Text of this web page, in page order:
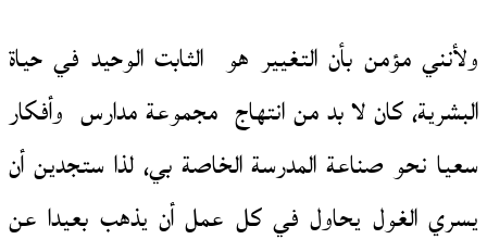
ولأنني مؤمن بأن التغيير هو الثابت الوحيد في حياة
البشرية، كان لا بد من انتهاج مجموعة مدارس وأفكار
سعيا نحو صناعة المدرسة الخاصة بي، لذا ستجدين أن
يسري الغول يحاول في كل عمل أن يذهب بعيدا عن